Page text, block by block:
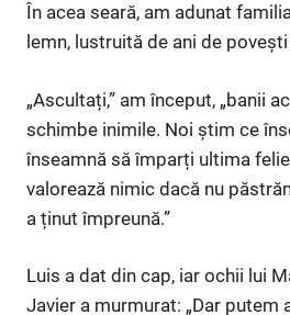
În acea seară, am adunat
lemn, lustruită de ani de
„Ascultați,” am început, „banii
schimbe inimile. Noi știm ce
înseamnă să împarți ultima
valorează nimic dacă nu
a ținut împreună.”
Luis a dat din cap, iar ochii lui
Javier a murmurat: „Dar putem